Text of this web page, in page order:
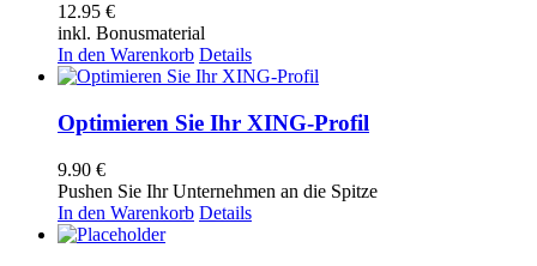
12.95 €
inkl. Bonusmaterial
In den Warenkorb Details
Optimieren Sie Ihr XING-Profil
9.90 €
Pushen Sie Ihr Unternehmen an die Spitze
In den Warenkorb Details